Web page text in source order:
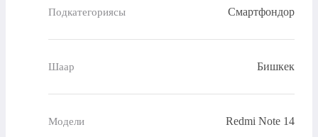
Подкатегориясы Смартфондор
Шаар Бишкек
Модели Redmi Note 14